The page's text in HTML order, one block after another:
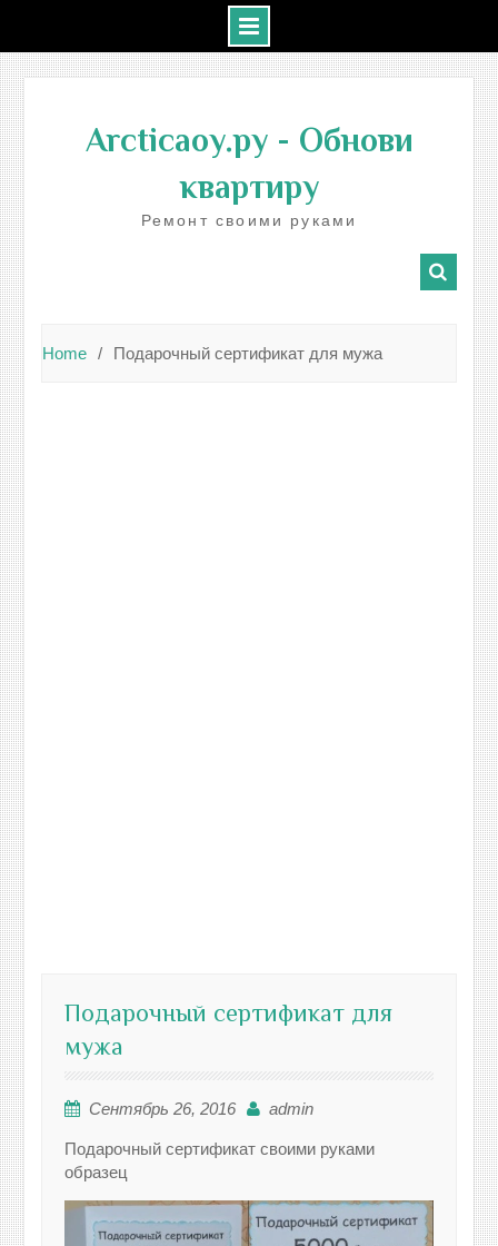
contentArcticaoy.ру- Обнови
квартиру
Ремонт своими руками
Home Подарочный сертификат для мужа
Подарочный сертификат для
мужа
Сентябрь 26, 2016 admin
Подарочный сертификат своими руками
образец